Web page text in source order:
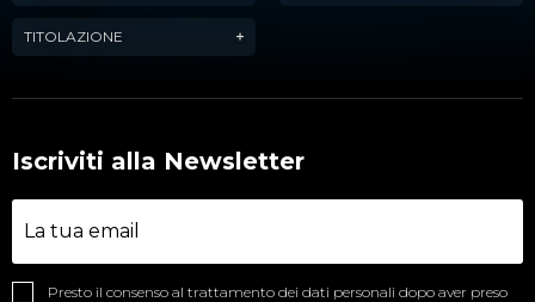
TITOLAZIONE
Iscriviti alla Newsletter
Presto il consenso al trattamento dei dati personali dopo aver preso